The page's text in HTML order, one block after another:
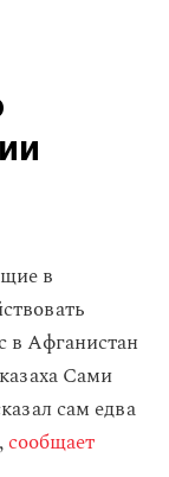
в
в Афганистан
Сами
сам едва
сообщает